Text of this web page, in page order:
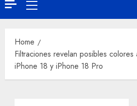
Home
Filtraciones revelan posibles
iPhone 18 y iPhone 18 Pro